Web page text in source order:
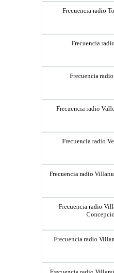
Frecuencia radio
Frecuencia
Frecuencia
Frecuencia radio
Frecuencia radio
Frecuencia radio
Frecuencia radio
Frecuencia radio